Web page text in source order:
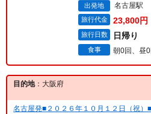
出発地 名古屋駅
旅行代金 23,800円
旅行日数 日帰り
食事 朝0回、昼
目的地：大阪府
名古屋発■２０２６年１０月１２日（祝）